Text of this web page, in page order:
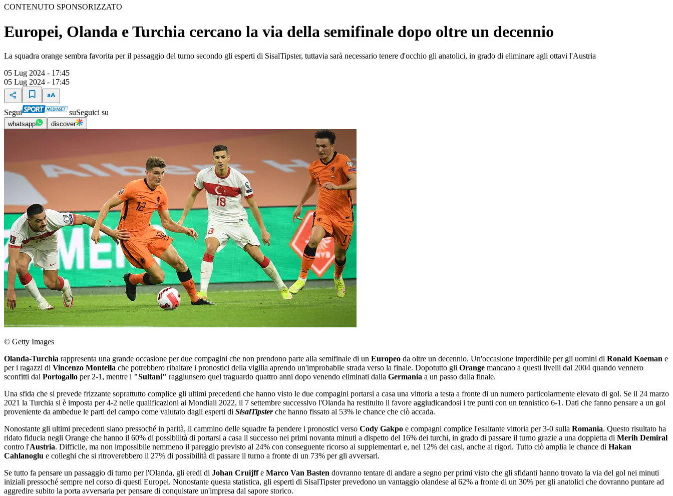
CONTENUTO SPONSORIZZATO
Europei, Olanda e Turchia cercano la via della semifinale dopo oltre un decennio
La squadra orange sembra favorita per il passaggio del turno secondo gli esperti di SisalTipster, tuttavia sarà necessario tenere d'occhio gli anatolici, in grado di eliminare agli ottavi l'Austria
05 Lug 2024 - 17:45
05 Lug 2024 - 17:45
Segui suSeguici su
whatsapp discover
© Getty Images
Olanda-Turchia rappresenta una grande occasione per due compagini che non prendono parte alla semifinale di un Europeo da oltre un decennio. Un'occasione imperdibile per gli uomini di Ronald Koeman e
per i ragazzi di Vincenzo Montella che potrebbero ribaltare i pronostici della vigilia aprendo un'improbabile strada verso la finale. Dopotutto gli Orange mancano a questi livelli dal 2004 quando vennero
sconfitti dal Portogallo per 2-1, mentre i "Sultani" raggiunsero quel traguardo quattro anni dopo venendo eliminati dalla Germania a un passo dalla finale.
Una sfida che si prevede frizzante soprattutto complice gli ultimi precedenti che hanno visto le due compagini portarsi a casa una vittoria a testa a fronte di un numero particolarmente elevato di gol. Se il 24 marzo
2021 la Turchia si è imposta per 4-2 nelle qualificazioni ai Mondiali 2022, il 7 settembre successivo l'Olanda ha restituito il favore aggiudicandosi i tre punti con un tennistico 6-1. Dati che fanno pensare a un gol
proveniente da ambedue le parti del campo come valutato dagli esperti di SisalTipsterche hanno fissato al 53% le chance che ciò accada.
Nonostante gli ultimi precedenti siano pressoché in parità, il cammino delle squadre fa pendere i pronostici verso Cody Gakpo e compagni complice l'esaltante vittoria per 3-0 sulla Romania. Questo risultato ha
ridato fiducia negli Orange che hanno il 60% di possibilità di portarsi a casa il successo nei primi novanta minuti a dispetto del 16% dei turchi, in grado di passare il turno grazie a una doppietta di Merih Demiral
contro l'Austria. Difficile, ma non impossibile nemmeno il pareggio previsto al 24% con conseguente ricorso ai supplementari e, nel 12% dei casi, anche ai rigori. Tutto ciò amplia le chance di Hakan
Cahlanoglu e colleghi che si ritroverebbero il 27% di possibilità di passare il turno a fronte di un 73% per gli avversari.
Se tutto fa pensare un passaggio di turno per l'Olanda, gli eredi di Johan Cruijffe Marco Van Basten dovranno tentare di andare a segno per primi visto che gli sfidanti hanno trovato la via del gol nei minuti
iniziali pressoché sempre nel corso di questi Europei. Nonostante questa statistica, gli esperti di SisalTipster prevedono un vantaggio olandese al 62% a fronte di un 30% per gli anatolici che dovranno puntare ad
aggredire subito la porta avversaria per pensare di conquistare un'impresa dal sapore storico.